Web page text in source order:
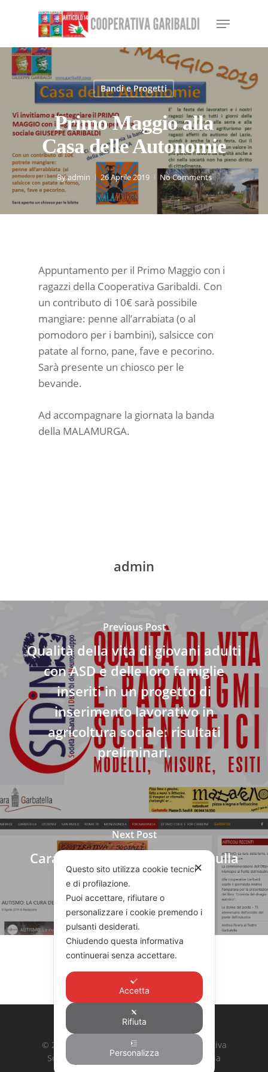
content
Menu
Bandi e Progetti
Primo Maggio alla
Casa delle Autonomie
Byadmin 26 Aprile 2019 No Comments
Appuntamento per il Primo Maggio con i
ragazzi della Cooperativa Garibaldi. Con
un contributo di 10€ sarà possibile
mangiare: penne all’arrabiata (o al
pomodoro per i bambini), salsicce con
patate al forno, pane, fave e pecorino.
Sarà presente un chiosco per le
bevande.
Ad accompagnare la giornata la banda
della MALAMURGA.
admin
Previous Post
Qualità della vita di giovani adulti
con ASD e delle loro famiglie
inseriti in un progetto di
inserimento lavorativo in
agricoltura sociale: risultati
preliminari.
Next Post
CaraGarbatella.it: il servizio sulla
Cooperativa Garibaldi
© 2026 COOPERATIVA GARIBALDI. Cooperativa
Sociale Integrata Agricola G. Garibaldi | Via
✕
Questo sito utilizza cookie tecnici
e di profilazione.
Puoi accettare, rifiutare o
personalizzare i cookie premendo i
pulsanti desiderati.
Chiudendo questa informativa
continuerai senza accettare.
Accetta
Rifiuta
Personalizza